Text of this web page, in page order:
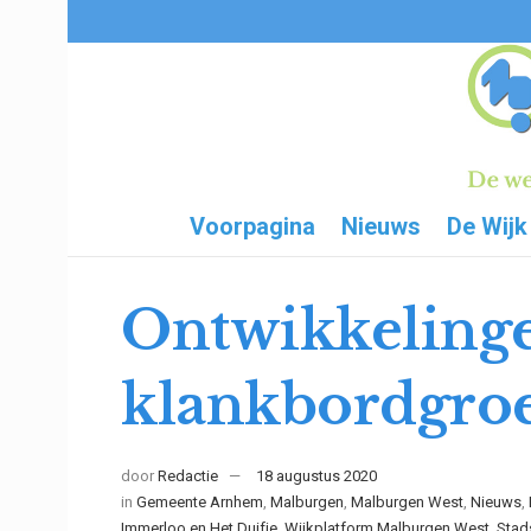
Voorpagina Nieuws De Wijk
door Redactie
18 augustus 2020
in Gemeente Arnhem, Malburgen, Malburgen West, Nieuws,